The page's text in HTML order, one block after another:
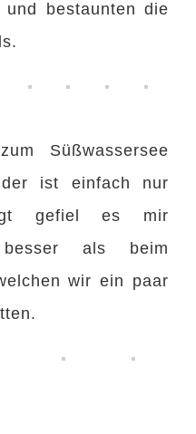
und bestaunten die
Süßwassersee
ist einfach nur
gefiel es mir
als beim
wir ein paar